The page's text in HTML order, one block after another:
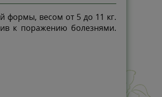
формы, весом от 5 до 11 кг.
к поражению болезнями.